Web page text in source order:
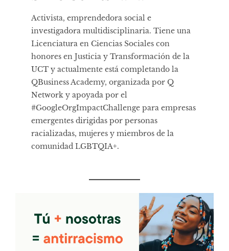
Activista, emprendedora social e
investigadora multidisciplinaria. Tiene una
Licenciatura en Ciencias Sociales con
honores en Justicia y Transformación de la
UCT y actualmente está completando la
QBusiness Academy, organizada por Q
Network y apoyada por el
#GoogleOrgImpactChallenge para empresas
emergentes dirigidas por personas
racializadas, mujeres y miembros de la
comunidad LGBTQIA+.